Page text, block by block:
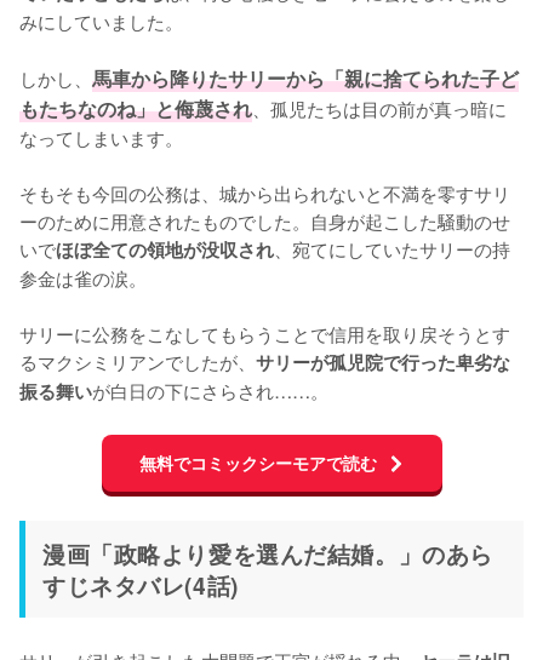
みにしていました。
しかし、 馬車から降りたサリーから「親に捨てられた子ど
もたちなのね」と侮蔑され 、孤児たちは目の前が真っ暗に
なってしまいます。
そもそも今回の公務は、城から出られないと不満を零すサリ
ーのために用意されたものでした。自身が起こした騒動のせ
いでほぼ全ての領地が没収され 、宛てにしていたサリーの持
参金は雀の涙。
サリーに公務をこなしてもらうことで信用を取り戻そうとす
るマクシミリアンでしたが、 サリーが孤児院で行った卑劣な
振る舞いが白日の下にさらされ……。
無料でコミックシーモアで読む
漫画「政略より愛を選んだ結婚。」のあら
すじネタバレ(4話)